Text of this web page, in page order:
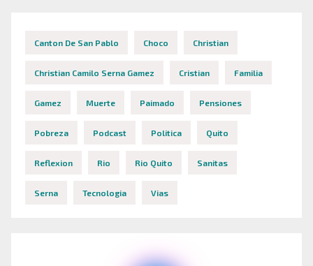
Canton De San Pablo Choco Christian
Christian Camilo Serna Gamez Cristian Familia
Gamez Muerte Paimado Pensiones
Pobreza Podcast Politica Quito
Reflexion Rio Rio Quito Sanitas
Serna Tecnologia Vias